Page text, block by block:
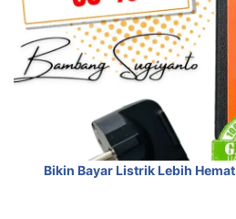
Bikin Bayar Listrik Lebih